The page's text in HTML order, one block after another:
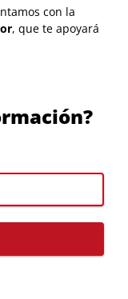
con la
, que te apoyará